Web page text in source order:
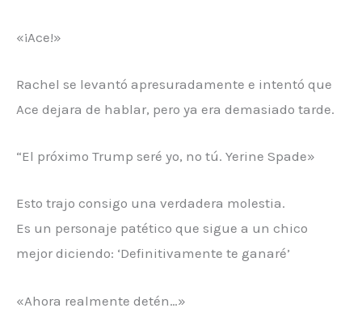
«¡Ace!»
Rachel se levantó apresuradamente e intentó que
Ace dejara de hablar, pero ya era demasiado tarde.
“El próximo Trump seré yo, no tú. Yerine Spade»
Esto trajo consigo una verdadera molestia.
Es un personaje patético que sigue a un chico
mejor diciendo: ‘Definitivamente te ganaré’
«Ahora realmente detén…»